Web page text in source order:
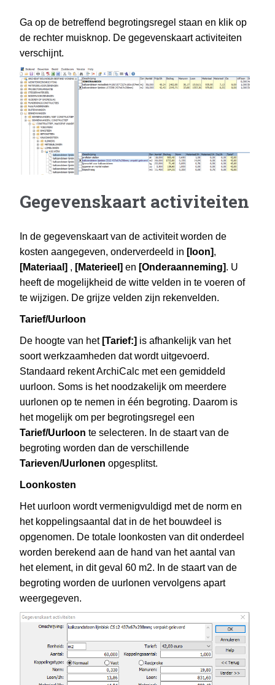
Ga op de betreffend begrotingsregel staan en klik op
de rechter muisknop. De gegevenskaart activiteiten
verschijnt.
Gegevenskaart activiteiten
In de gegevenskaart van de activiteit worden de
kosten aangegeven, onderverdeeld in [loon],
[Materiaal] , [Materieel] en [Onderaanneming]. U
heeft de mogelijkheid de witte velden in te voeren of
te wijzigen. De grijze velden zijn rekenvelden.
Tarief/Uurloon
De hoogte van het [Tarief:] is afhankelijk van het
soort werkzaamheden dat wordt uitgevoerd.
Standaard rekent ArchiCalc met een gemiddeld
uurloon. Soms is het noodzakelijk om meerdere
uurlonen op te nemen in één begroting. Daarom is
het mogelijk om per begrotingsregel een
Tarief/Uurloon te selecteren. In de staart van de
begroting worden dan de verschillende
Tarieven/Uurlonen opgesplitst.
Loonkosten
Het uurloon wordt vermenigvuldigd met de norm en
het koppelingsaantal dat in de het bouwdeel is
opgenomen. De totale loonkosten van dit onderdeel
worden berekend aan de hand van het aantal van
het element, in dit geval 60 m2. In de staart van de
begroting worden de uurlonen vervolgens apart
weergegeven.